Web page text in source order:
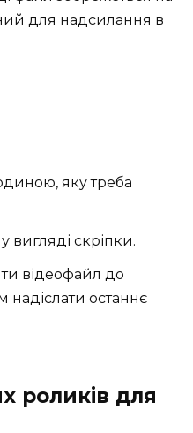
для надсилання в
яку треба
вигляді скріпки.
відеофайл до
надіслати останнє
роликів для